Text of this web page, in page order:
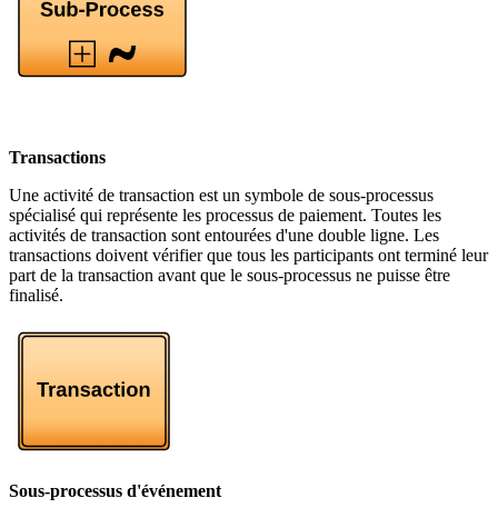
Transactions
Une activité de transaction est un symbole de sous-processus
spécialisé qui représente les processus de paiement. Toutes les
activités de transaction sont entourées d'une double ligne. Les
transactions doivent vérifier que tous les participants ont terminé leur
part de la transaction avant que le sous-processus ne puisse être
finalisé.
Sous-processus d'événement